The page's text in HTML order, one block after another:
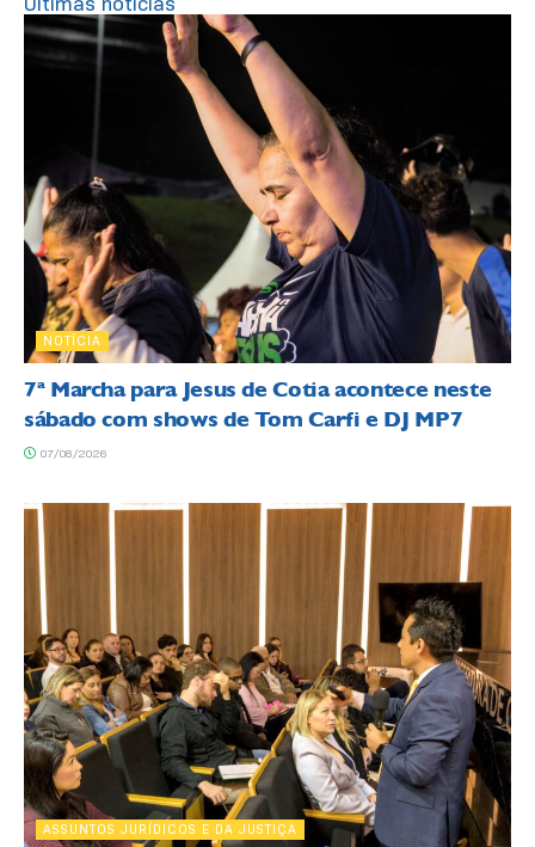
NOTÍCIA
7ª Marcha para Jesus de Cotia acontece neste
sábado com shows de Tom Carfi e DJ MP7
07/08/2026
ASSUNTOS JURÍDICOS E DA JUSTIÇA